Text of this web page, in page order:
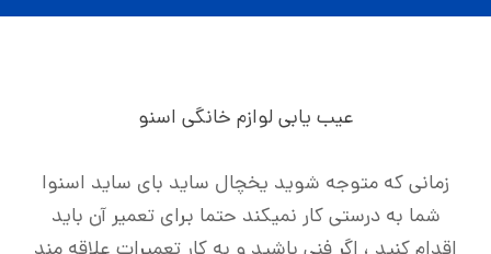
عیب یابی لوازم خانگی اسنو
زمانی که متوجه شوید یخچال ساید بای ساید اسنوا
شما به درستی کار نمیکند حتما برای تعمیر آن باید